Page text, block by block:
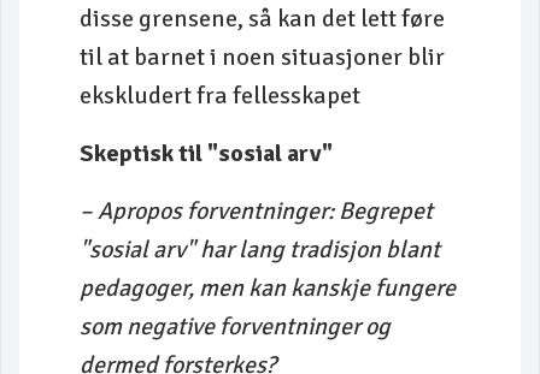
disse grensene, så kan det lett føre
til at barnet i noen situasjoner blir
ekskludert fra fellesskapet
Skeptisk til "sosial arv"
– Apropos forventninger: Begrepet
"sosial arv" har lang tradisjon blant
pedagoger, men kan kanskje fungere
som negative forventninger og
dermed forsterkes?